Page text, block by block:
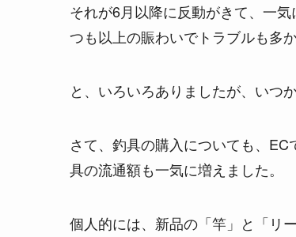
それが6月以降に反動がきて、一
つも以上の賑わいでトラブルも多
と、いろいろありましたが、いつ
さて、釣具の購入についても、
具の流通額も一気に増えました。
個人的には、新品の「竿」と「リ